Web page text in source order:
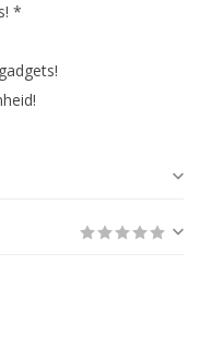
*
gadgets!